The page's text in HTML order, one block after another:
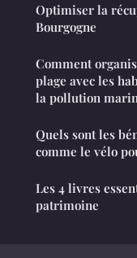
Optimiser la
Bourgogne
Comment
plage avec les
la pollution
Quels sont les
comme le vélo
Les 4 livres
patrimoine